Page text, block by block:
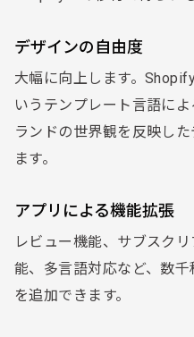
デザインの自由度
大幅に向上します。
いうテンプレート言語に
ランドの世界観を反映し
ます。
アプリによる機能拡張
レビュー機能、サブスク
能、多言語対応など、数
を追加できます。